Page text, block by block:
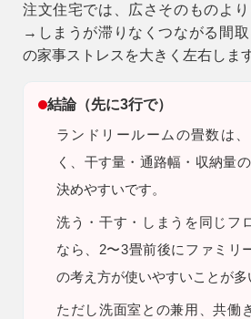
注文住宅では、広さそのものより
→しまう が滞りなくつながる間
の家事ストレスを大きく左右します
結論（先に3行で）
ランドリールームの畳数は
く、干す量・通路幅・収納量
決めやすいです。
洗う・干す・しまうを同じフ
なら、2〜3畳前後にファミリ
の考え方が使いやすいことが多
ただし洗面室との兼用、共働
注文住宅
0120-70-1212
リフォーム
0120-37-7611
アフターメンテナンス
営業時間 9時〜17時（定休／水
04-2950-7171
04-2968-5522